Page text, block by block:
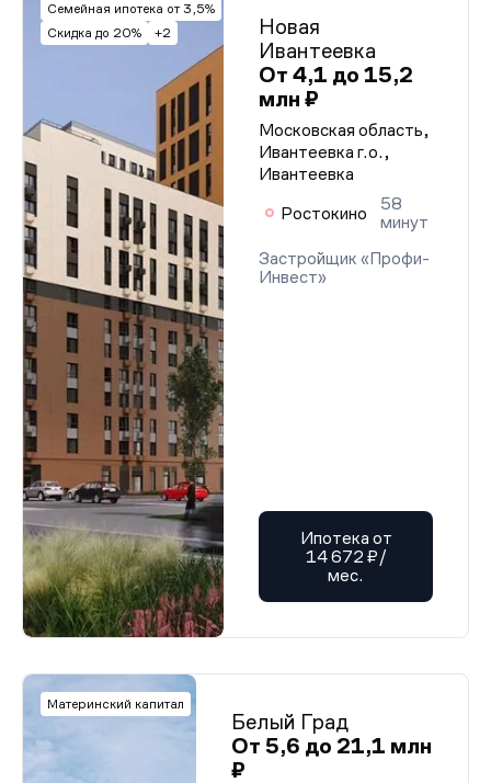
Семейная ипотека от 3,5%
Скидка до 20%
+2
Новая
Ивантеевка
От 4,1 до 15,2
млн ₽
Московская область,
Ивантеевка г.о.,
Ивантеевка
Ростокино
58
минут
Застройщик «Профи-
Инвест»
Ипотека от
14 672 ₽/
мес.
Материнский капитал
Белый Град
От 5,6 до 21,1 млн
₽